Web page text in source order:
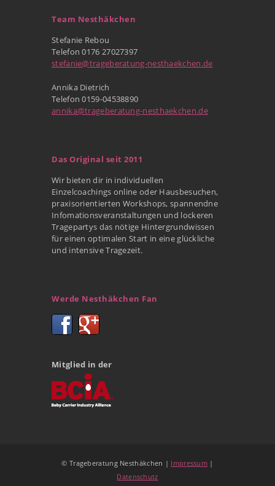
Team Nesthäkchen
Stefanie Rebou
Telefon 0176 27027397
stefanie@trageberatung-nesthaekchen.de
Annika Dietrich
Telefon 0159-04538890
annika@trageberatung-nesthaekchen.de
Das Original seit 2011
Wir bieten dir in individuellen
Einzelcoachings online oder Hausbesuchen,
praxisorientierten Workshops, spannendne
Infomationsveranstaltungen und lockeren
Tragepartys das nötige Hintergrundwissen
für einen optimalen Start in eine glückliche
und intensive Tragezeit.
Werde Nesthäkchen Fan
Mitglied in der
© Trageberatung Nesthäkchen | Impressum |
Datenschutz